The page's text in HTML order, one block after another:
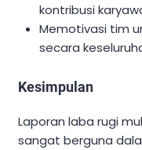
kontribusi
Memotivasi tim
secara
Kesimpulan
Laporan laba rugi
sangat berguna